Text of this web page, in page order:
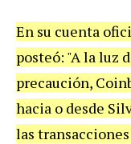
En su cuenta
posteó: "A la luz
precaución,
hacia o desde
las